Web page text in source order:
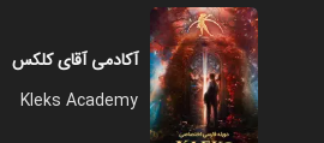
آکادمی آقای کلکس
Kleks Academy